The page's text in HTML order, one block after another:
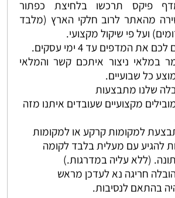
פיקס תרכשו בלחיצת כפתור
מהאתר לרוב חלקי הארץ (מלבד
ועל פי שיקול מקצועי.
את המדפים עד 4 ימי עסקים.
במלאי ניצור איתכם קשר והמלאי
כל שבועיים.
שלנו מתבצעות
מקצועיים שעובדים איתנו מזה
למקומות קרקע או למקומות
להגיע עם מעלית בלבד לקומה
(ללא עליה במדרגות.)
חריגה נא לעדכן מראש
בהתאם לנסיבות.